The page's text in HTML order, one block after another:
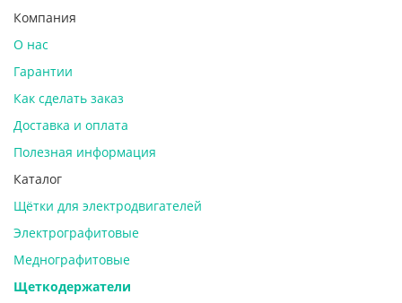
Компания
О нас
Гарантии
Как сделать заказ
Доставка и оплата
Полезная информация
Каталог
Щётки для электродвигателей
Электрографитовые
Меднографитовые
Щеткодержатели